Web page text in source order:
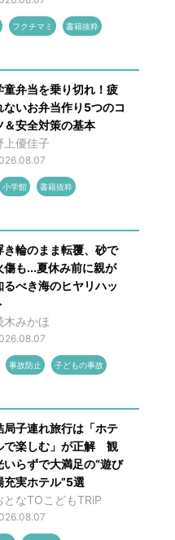
フクチマミ 書籍抜粋
童弁当を乗り切れ！疲
ないお弁当作り5つのコ
＆安全対策の基本
上優佳子
小学館 書籍抜粋
き輪のまま転覆、砂で
傷も...夏休み前に親が
るべき海のヒヤリハッ
木みかほ
事故防止 子どもの事故
局子連れ旅行は「ホテ
で楽しむ」が正解 観
いらずで大満足の“遊び
充実ホテル”5選
となTOこどもTRiP